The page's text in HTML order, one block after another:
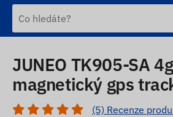
JUNEO TK905-SA
magnetický gps
(5) Recenze